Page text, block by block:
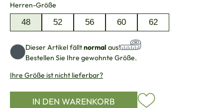
Herren-Größe
48 52 56 60 62
Dieser Artikel fälltnormal aus!
Bestellen Sie Ihre gewohnte Größe.
Ihre Größe ist nicht lieferbar?
IN DEN WARENKORB